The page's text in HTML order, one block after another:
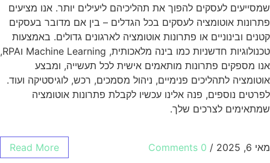
שמסייעים לעסקים להפוך את תהליכיהם ליעילים יותר. אנו מציעים
פתרונות אוטומציה לעסקים בכל הגדלים – בין אם מדובר בעסקים
קטנים ובינוניים או פתרונות אוטומציה לארגונים גדולים. באמצעות
טכנולוגיות חדשניות כמו בינה מלאכותית, Machine Learning וRPA,
אנו מספקים פתרונות מותאמים אישית לכל תעשייה, ומבצע
אוטומציה לתהליכים פנימיים, ניהול מסמכים, רכש, לוגיסטיקה ועוד.
לפרטים נוספים, פנה אלינו עכשיו לקבלת פתרונות אוטומציה
שמתאימים לצרכים שלך.
מאי 6, 2025 /
0 Comments
Read More